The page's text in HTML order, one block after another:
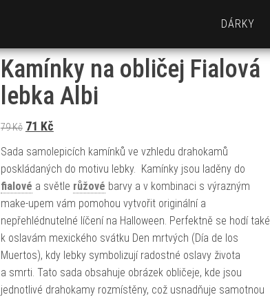
DÁRKY
Kamínky na obličej Fialová
lebka Albi
79Kč Původní cena byla: 79 Kč.
71 KčAktuální cena je: 71 Kč.
Sada samolepicích kamínků ve vzhledu drahokamů
poskládaných do motivu lebky. Kamínky jsou laděny do
fialové a světle růžové barvy a v kombinaci s výrazným
make-upem vám pomohou vytvořit originální a
nepřehlédnutelné líčení na Halloween. Perfektně se hodí také
k oslavám mexického svátku Den mrtvých (Día de los
Muertos), kdy lebky symbolizují radostné oslavy života
a smrti. Tato sada obsahuje obrázek obličeje, kde jsou
jednotlivé drahokamy rozmístěny, což usnadňuje samotnou